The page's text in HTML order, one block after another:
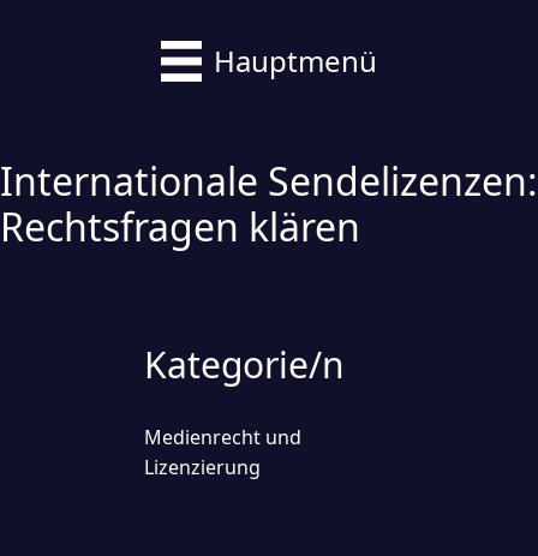
Hauptmenü
Internationale Sendelizenzen:
Rechtsfragen klären
Kategorie/n
Medienrecht und
Lizenzierung